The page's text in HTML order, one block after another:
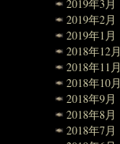
2019年3月
2019年2月
2019年1月
2018年12月
2018年11月
2018年10月
2018年9月
2018年8月
2018年7月